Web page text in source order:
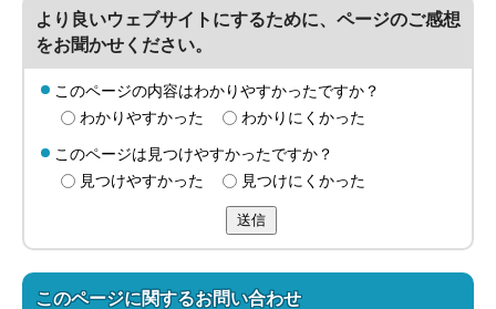
より良いウェブサイトにするために、ページのご感想
をお聞かせください。
このページの内容はわかりやすかったですか？
わかりやすかった
わかりにくかった
このページは見つけやすかったですか？
見つけやすかった
見つけにくかった
送信
このページに関するお問い合わせ